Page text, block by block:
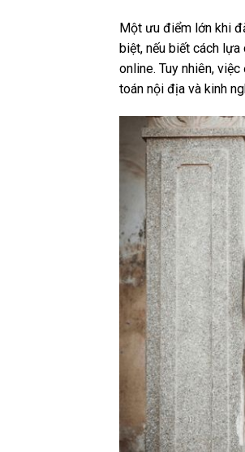
Một ưu điểm lớn khi
biệt, nếu biết cách
online. Tuy nhiên,
toán nội địa và kinh